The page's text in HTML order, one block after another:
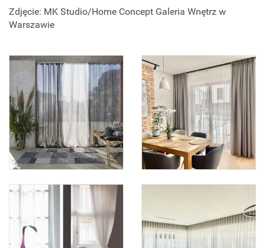
Zdjęcie: MK Studio/Home Concept Galeria Wnętrz w
Warszawie